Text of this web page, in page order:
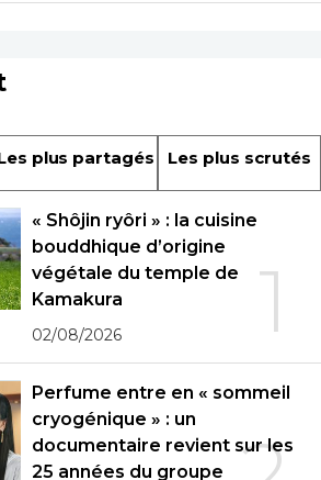
plus partagés Les plus scrutés
1
« Shôjin ryôri » : la cuisine
bouddhique d’origine
végétale du temple de
Kamakura
02/08/2026
Perfume entre en « sommeil
cryogénique » : un
documentaire revient sur les
25 années du groupe